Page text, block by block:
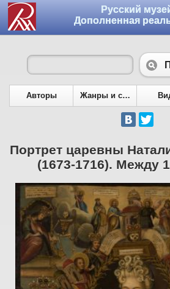
Русский
Дополненная
Авторы Жанры и сюжеты
Портрет царевны
(1673-1716). Между